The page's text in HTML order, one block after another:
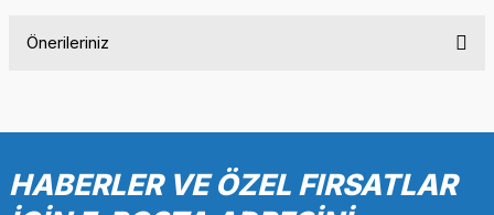
Önerileriniz
HABERLER VE ÖZEL FIRSATLAR